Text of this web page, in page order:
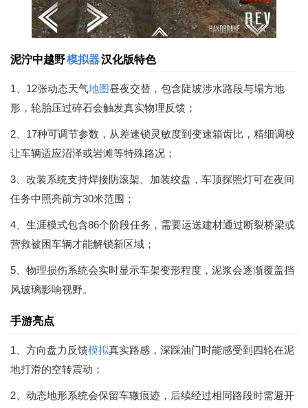
泥泞中越野模拟器汉化版特色
1、12张动态天气地图昼夜交替，包含陡坡涉水路段与塌方地
形，轮胎压过碎石会触发真实物理反馈；
2、17种可调节参数，从差速锁灵敏度到变速箱齿比，精细调校
让车辆适应沼泽或岩滩等特殊路况；
3、改装系统支持焊接防滚架、加装绞盘，车顶探照灯可在夜间
任务中照亮前方30米范围；
4、生涯模式包含86个阶段任务，需要运送建材通过断裂桥梁或
营救被困车辆才能解锁新区域；
5、物理损伤系统会实时显示车架变形程度，泥浆会逐渐覆盖挡
风玻璃影响视野。
手游亮点
1、方向盘力反馈模拟真实路感，深踩油门时能感受到四轮在泥
地打滑的空转震动；
2、动态地形系统会保留车辙痕迹，后续经过相同路段时需避开